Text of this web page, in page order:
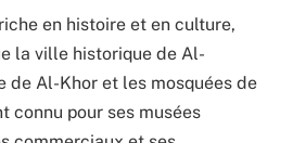
en histoire et en culture,
la ville historique de Al-
de Al-Khor et les mosquées de
connu pour ses musées